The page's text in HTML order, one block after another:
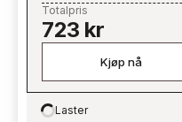
Totalpris
723 kr
Kjøp nå
Laster